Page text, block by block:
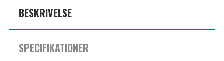
BESKRIVELSE
SPECIFIKATIONER